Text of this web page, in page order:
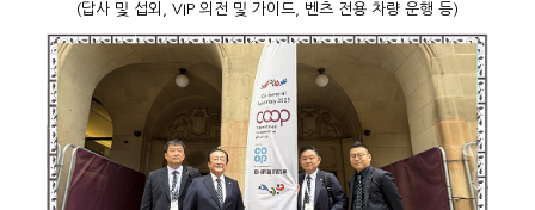
(답사 및 섭외, VIP 의전 및 가이드, 벤츠 전용 차량 운행 등)